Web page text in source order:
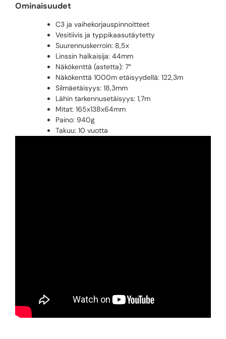
Ominaisuudet
C3 ja vaihekorjauspinnoitteet
Vesitiivis ja typpikaasutäytetty
Suurennuskerroin: 8,5x
Linssin halkaisija: 44mm
Näkökenttä (astetta): 7°
Näkökenttä 1000m etäisyydellä: 122,3m
Silmäetäisyys: 18,3mm
Lähin tarkennusetäisyys: 1,7m
Mitat: 165x138x64mm
Paino: 940g
Takuu: 10 vuotta